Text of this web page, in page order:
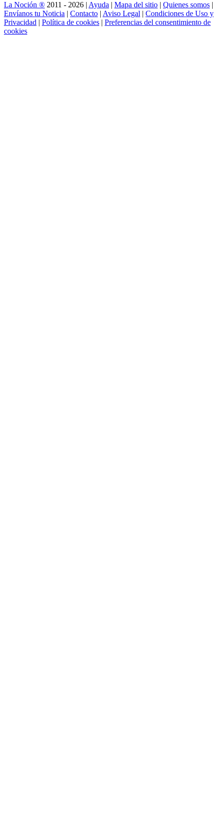
La Noción ® 2011 - 2026 | Ayuda | Mapa del sitio | Quienes somos |
Envíanos tu Noticia | Contacto | Aviso Legal | Condiciones de Uso y
Privacidad | Política de cookies | Preferencias del consentimiento de
cookies